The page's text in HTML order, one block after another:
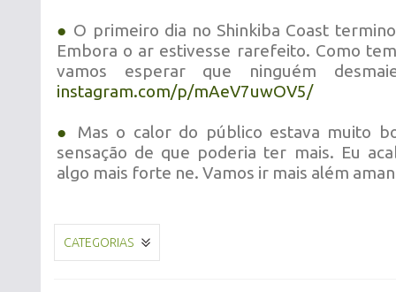
● O primeiro dia no Shinkiba Coast
Embora o ar estivesse rarefeito. Como
vamos esperar que ninguém
instagram.com/p/mAeV7uwOV5/
●
Mas o calor do público estava muito
sensação de que poderia ter mais. Eu
algo mais forte ne. Vamos ir mais além
CATEGORIAS